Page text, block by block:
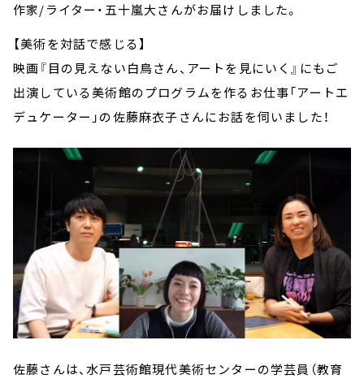
作家/ライター・五十嵐大さんがお届けしました。
【美術を対話で感じる】
映画『目の見えない白鳥さん、アートを見にいく』にもご
出演している美術館のプログラムを作るお仕事「アートエ
デュケーター」の佐藤麻衣子さんにお話を伺いました！
佐藤さんは、水戸芸術館現代美術センターの学芸員（教育